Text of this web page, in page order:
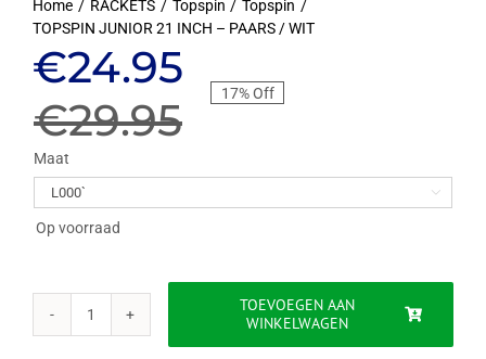
Home RACKETS Topspin
Topspin
TOPSPIN JUNIOR 21 INCH – PAARS / WIT
€29.95
Oorspronkelijke
prijs
was:
€29.95.
€24.95
Huidige
prijs
is:
€24.95.
17% Off
Maat

Op voorraad
TOPSPIN
TOEVOEGEN AAN
WINKELWAGEN